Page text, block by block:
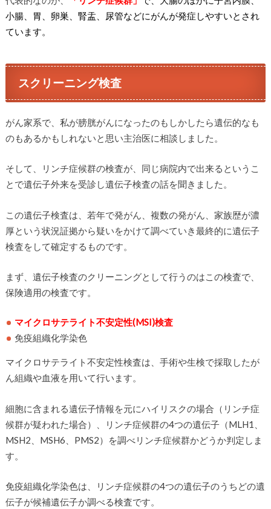
小腸、胃、卵巣、腎盂、尿管などにがんが発症しやすいとされ
ています。
スクリーニング検査
がん家系で、私が膀胱がんになったのもしかしたら遺伝的なも
のもあるかもしれないと思い主治医に相談しました。
そして、リンチ症候群の検査が、同じ病院内で出来るというこ
とで遺伝子外来を受診し遺伝子検査の話を聞きました。
この遺伝子検査は、若年で発がん、複数の発がん、家族歴が濃
厚という状況証拠から疑いをかけて調べていき最終的に遺伝子
検査をして確定するものです。
まず、遺伝子検査のクリーニングとして行うのはこの検査で、
保険適用の検査です。
マイクロサテライト不安定性(MSI)検査
免疫組織化学染色
マイクロサテライト不安定性検査は、手術や生検で採取したが
ん組織や血液を用いて行います。
細胞に含まれる遺伝子情報を元にハイリスクの場合（リンチ症
候群が疑われた場合）、リンチ症候群の4つの遺伝子（MLH1、
MSH2、MSH6、PMS2）を調べリンチ症候群かどうか判定しま
す。
免疫組織化学染色は、リンチ症候群の4つの遺伝子のうちどの遺
伝子が候補遺伝子か調べる検査です。